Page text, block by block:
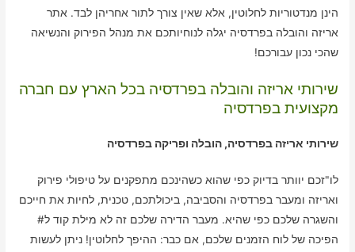
הינן מנדטוריות לחלוטין, אלא שאין צורך לתור אחריהן לבד. אתר
אריזה והובלה בפרדסיה יגלה לנוחיותכם את מנהל הפירוק והנשיאה
שהכי נכון עבורכם!
שירותי אריזה והובלה בפרדסיה בכל הארץ עם חברה
מקצועית בפרדסיה
שירותי אריזה בפרדסיה, הובלה ופריקה בפרדסיה
לו"זכם יוותר בדיוק כפי שהוא כשהינכם מתפקנים על טיפולי פירוק
ואריזה ומעבר בפרדסיה והסביבה, ביכולתכם, טכנית, לחיות את חייכם
והשגרה שלכם כפי שהיא. מעבר הדירה שלכם זה לא מילת קוד ל#
הפיכה של לוח הזמנים שלכם, אם כבר: ההיפך לחלוטין! ניתן לעשות